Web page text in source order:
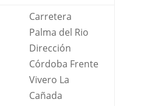
Carretera
Palma del Rio
Dirección
Córdoba Frente
Vivero La
Cañada